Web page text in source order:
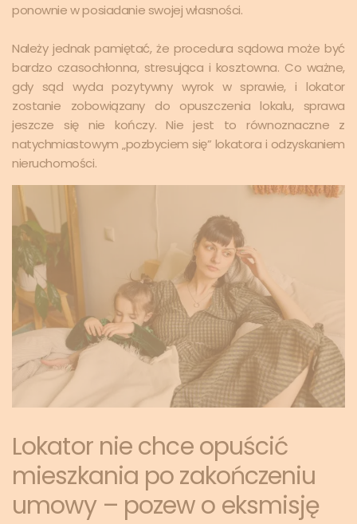
ponownie w posiadanie swojej własności.
Należy jednak pamiętać, że procedura sądowa może być
bardzo czasochłonna, stresująca i kosztowna. Co ważne,
gdy sąd wyda pozytywny wyrok w sprawie, i lokator
zostanie zobowiązany do opuszczenia lokalu, sprawa
jeszcze się nie kończy. Nie jest to równoznaczne z
natychmiastowym „pozbyciem się” lokatora i odzyskaniem
nieruchomości.
Lokator nie chce opuścić
mieszkania po zakończeniu
umowy – pozew o eksmisję